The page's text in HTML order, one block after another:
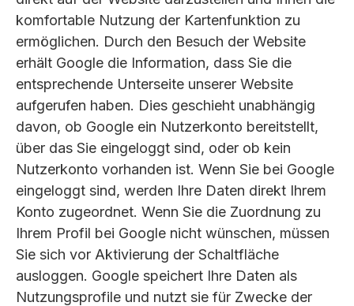
komfortable Nutzung der Kartenfunktion zu
ermöglichen. Durch den Besuch der Website
erhält Google die Information, dass Sie die
entsprechende Unterseite unserer Website
aufgerufen haben. Dies geschieht unabhängig
davon, ob Google ein Nutzerkonto bereitstellt,
über das Sie eingeloggt sind, oder ob kein
Nutzerkonto vorhanden ist. Wenn Sie bei Google
eingeloggt sind, werden Ihre Daten direkt Ihrem
Konto zugeordnet. Wenn Sie die Zuordnung zu
Ihrem Profil bei Google nicht wünschen, müssen
Sie sich vor Aktivierung der Schaltfläche
ausloggen. Google speichert Ihre Daten als
Nutzungsprofile und nutzt sie für Zwecke der